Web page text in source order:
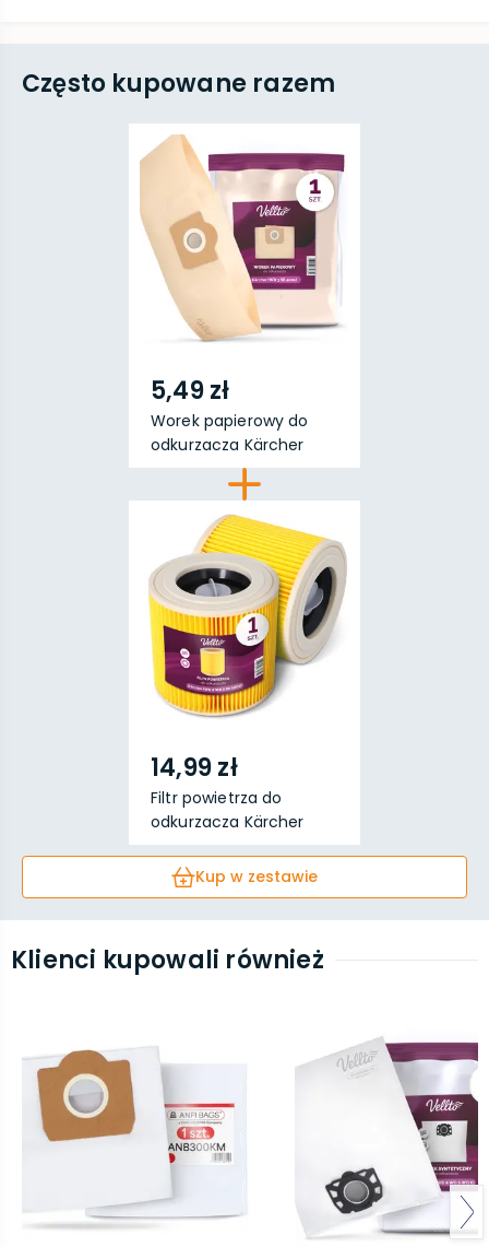
Często kupowane razem
5,49 zł
Worek papierowy do
odkurzacza Kärcher
(W...
14,99 zł
Filtr powietrza do
odkurzacza Kärcher
(W...
Kup w zestawie
Klienci kupowali również